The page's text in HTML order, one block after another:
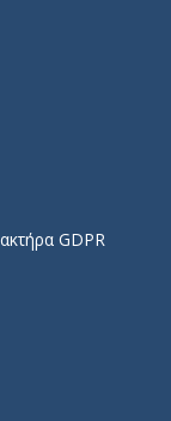
GDPR